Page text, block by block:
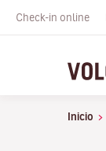
Check-in online
Inicio